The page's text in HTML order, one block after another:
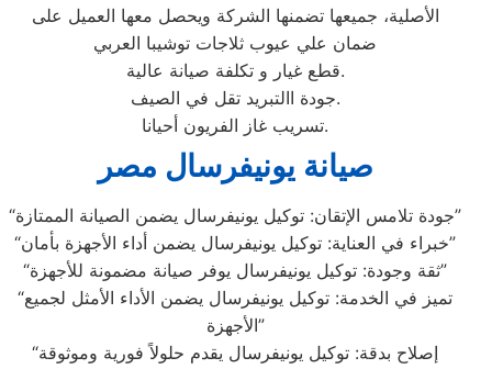
الأصلية، جميعها تضمنها الشركة ويحصل معها العميل على
ضمان علي عيوب ثلاجات توشيبا العربي
قطع غيار و تكلفة صيانة عالية.
جودة االتبريد تقل في الصيف.
تسريب غاز الفريون أحيانا.
صيانة يونيفرسال مصر
“جودة تلامس الإتقان: توكيل يونيفرسال يضمن الصيانة الممتازة”
“خبراء في العناية: توكيل يونيفرسال يضمن أداء الأجهزة بأمان”
“ثقة وجودة: توكيل يونيفرسال يوفر صيانة مضمونة للأجهزة”
“تميز في الخدمة: توكيل يونيفرسال يضمن الأداء الأمثل لجميع
الأجهزة”
“إصلاح بدقة: توكيل يونيفرسال يقدم حلولاً فورية وموثوقة